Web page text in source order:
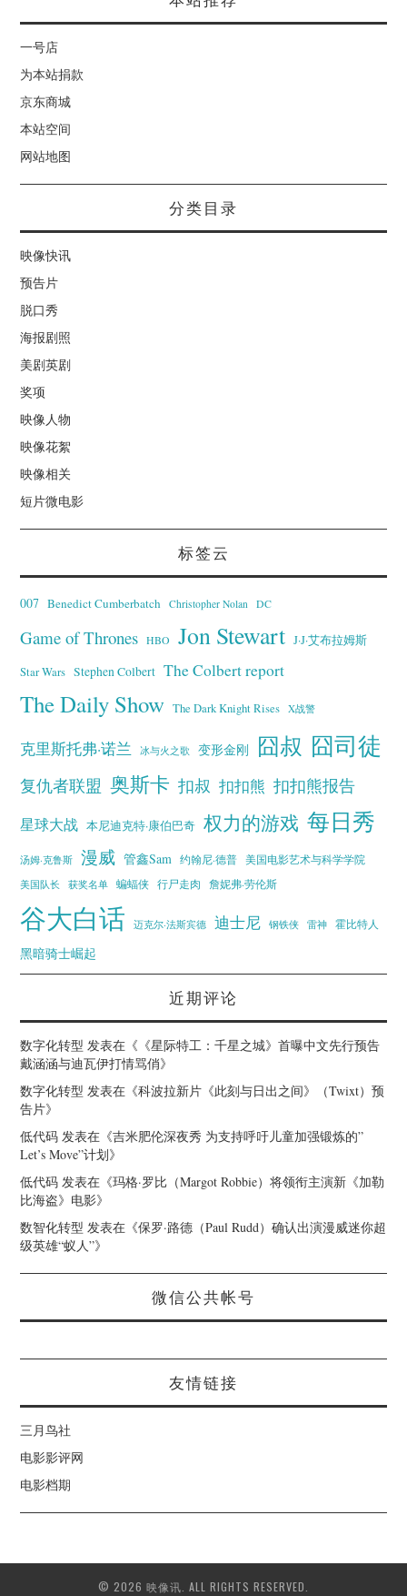
一号店
为本站捐款
京东商城
本站空间
网站地图
分类目录
映像快讯
预告片
脱口秀
海报剧照
美剧英剧
奖项
映像人物
映像花絮
映像相关
短片微电影
标签云
007 Benedict Cumberbatch Christopher Nolan DC
Game of Thrones HBO Jon Stewart J·J·艾布拉姆斯
Star Wars Stephen Colbert The Colbert report
The Daily Show The Dark Knight Rises X战警
克里斯托弗·诺兰 冰与火之歌 变形金刚 囧叔 囧司徒
复仇者联盟 奥斯卡 扣叔 扣扣熊 扣扣熊报告
星球大战 本尼迪克特·康伯巴奇 权力的游戏 每日秀
汤姆·克鲁斯 漫威 管鑫Sam 约翰尼·德普
美国电影艺术与科学学院
美国队长
获奖名单 蝙蝠侠 行尸走肉 詹妮弗·劳伦斯
谷大白话 迈克尔·法斯宾德 迪士尼 钢铁侠 雷神 霍比特人
黑暗骑士崛起
近期评论
数字化转型 发表在《 《星际特工：千星之城》首曝中文先行预告
戴涵涵与迪瓦伊打情骂俏》
数字化转型 发表在《科波拉新片《此刻与日出之间》（Twixt）预
告片》
低代码 发表在《吉米肥伦深夜秀 为支持呼吁儿童加强锻炼的”
Let’s Move”计划》
低代码 发表在《玛格·罗比（Margot Robbie）将领衔主演新《加勒
比海盗》电影》
数智化转型 发表在《保罗·路德（Paul Rudd）确认出演漫威迷你超
级英雄“蚁人”》
微信公共帐号
友情链接
三月鸟社
电影影评网
电影档期
© 2026 映像讯. ALL RIGHTS RESERVED.